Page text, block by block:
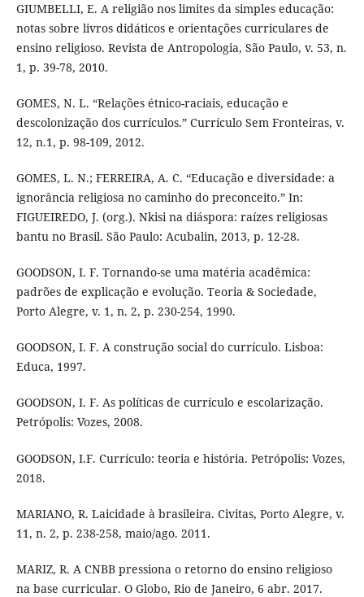
GIUMBELLI, E. A religião nos limites da simples educação:
notas sobre livros didáticos e orientações curriculares de
ensino religioso. Revista de Antropologia, São Paulo, v. 53, n.
1, p. 39-78, 2010.
GOMES, N. L. “Relações étnico-raciais, educação e
descolonização dos currículos.” Currículo Sem Fronteiras, v.
12, n.1, p. 98-109, 2012.
GOMES, L. N.; FERREIRA, A. C. “Educação e diversidade: a
ignorância religiosa no caminho do preconceito.” In:
FIGUEIREDO, J. (org.). Nkisi na diáspora: raízes religiosas
bantu no Brasil. São Paulo: Acubalin, 2013, p. 12-28.
GOODSON, I. F. Tornando-se uma matéria acadêmica:
padrões de explicação e evolução. Teoria & Sociedade,
Porto Alegre, v. 1, n. 2, p. 230-254, 1990.
GOODSON, I. F. A construção social do currículo. Lisboa:
Educa, 1997.
GOODSON, I. F. As políticas de currículo e escolarização.
Petrópolis: Vozes, 2008.
GOODSON, I.F. Currículo: teoria e história. Petrópolis: Vozes,
2018.
MARIANO, R. Laicidade à brasileira. Civitas, Porto Alegre, v.
11, n. 2, p. 238-258, maio/ago. 2011.
MARIZ, R. A CNBB pressiona o retorno do ensino religioso
na base curricular. O Globo, Rio de Janeiro, 6 abr. 2017.